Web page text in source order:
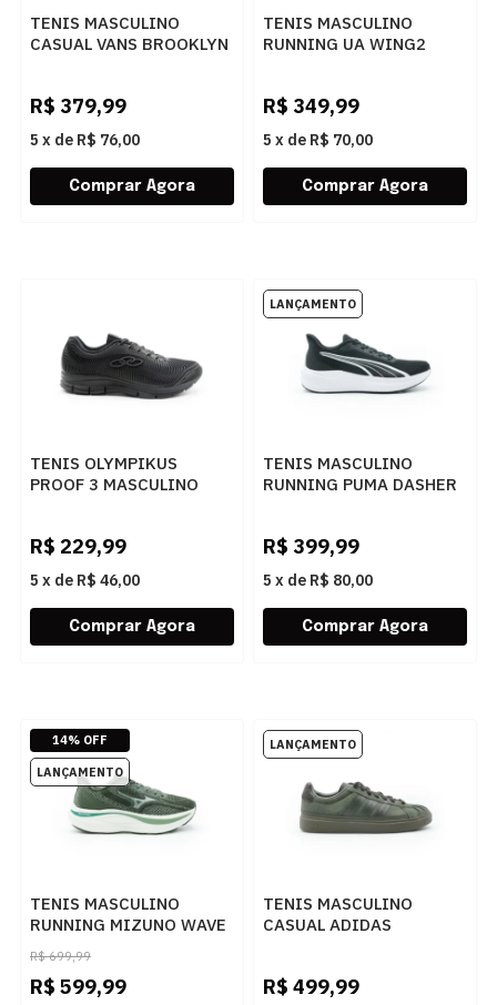
TENIS MASCULINO
CASUAL VANS BROOKLYN
R$ 379,99
5 x de R$ 76,00
TENIS MASCULINO
RUNNING UA WING2
R$ 349,99
5 x de R$ 70,00
TENIS OLYMPIKUS
PROOF 3 MASCULINO
R$ 229,99
5 x de R$ 46,00
TENIS MASCULINO
RUNNING PUMA DASHER
R$ 399,99
5 x de R$ 80,00
TENIS MASCULINO
RUNNING MIZUNO WAVE
SKYWA 101143143
VDRDML
R$ 699,99
R$ 599,99
14% OFF
TENIS MASCULINO
CASUAL ADIDAS
R$ 499,99